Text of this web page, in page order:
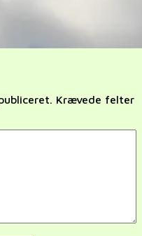
Krævede felter